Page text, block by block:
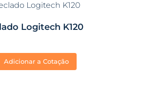
Logitech K120
Adicionar a Cotação